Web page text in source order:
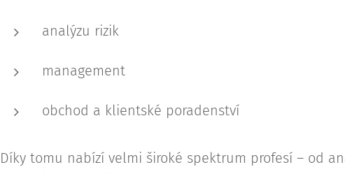
analýzu rizik
management
obchod a klientské poradenství
Díky tomu nabízí velmi široké spektrum profesí – od